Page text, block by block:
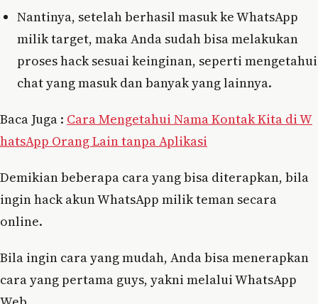
Nantinya, setelah berhasil masuk ke WhatsApp
milik target, maka Anda sudah bisa melakukan
proses hack sesuai keinginan, seperti mengetahui
chat yang masuk dan banyak yang lainnya.
Baca Juga : Cara Mengetahui Nama Kontak Kita di W
hatsApp Orang Lain tanpa Aplikasi
Demikian beberapa cara yang bisa diterapkan, bila
ingin hack akun WhatsApp milik teman secara
online.
Bila ingin cara yang mudah, Anda bisa menerapkan
cara yang pertama guys, yakni melalui WhatsApp